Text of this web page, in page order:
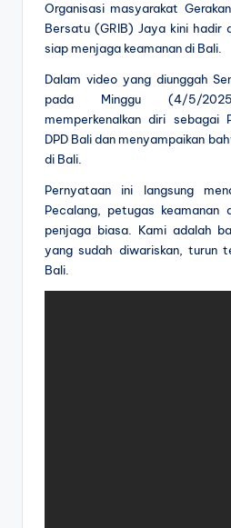
Organisasi masyarakat
Bersatu (GRIB) Jaya kini hadir
siap menjaga keamanan di Bali.
Dalam video yang diunggah
pada Minggu (4/5/
memperkenalkan diri sebagai
DPD Bali dan menyampaikan
di Bali.
Pernyataan ini langsung
Pecalang, petugas keamanan
penjaga biasa. Kami adalah
yang sudah diwariskan, turun
Bali.